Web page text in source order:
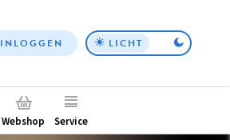
Top
INLOGGEN LICHT
Webshop Service